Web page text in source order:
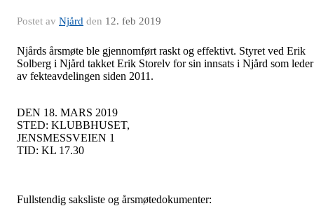
Postet av Njård den 12. feb 2019
Njårds årsmøte ble gjennomført raskt og effektivt. Styret ved Erik
Solberg i Njård takket Erik Storelv for sin innsats i Njård som leder
av fekteavdelingen siden 2011.
DEN 18. MARS 2019
STED: KLUBBHUSET,
JENSMESSVEIEN 1
TID: KL 17.30
Fullstendig saksliste og årsmøtedokumenter: